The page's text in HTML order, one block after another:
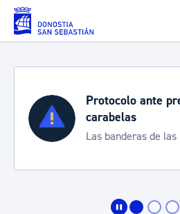
Saltar al contenido principal
de
playas, referencia